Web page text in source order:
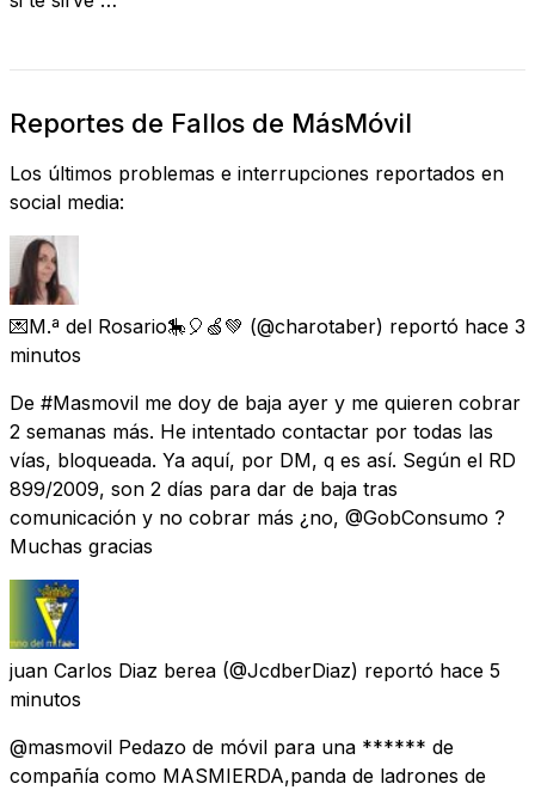
Reportes de Fallos de MásMóvil
Los últimos problemas e interrupciones reportados en
social media:
💌M.ª del Rosario🎠🎈🍏💚 (@charotaber) reportó hace 3
minutos
De #Masmovil me doy de baja ayer y me quieren cobrar
2 semanas más. He intentado contactar por todas las
vías, bloqueada. Ya aquí, por DM, q es así. Según el RD
899/2009, son 2 días para dar de baja tras
comunicación y no cobrar más ¿no, @GobConsumo ?
Muchas gracias
juan Carlos Diaz berea (@JcdberDiaz) reportó hace 5
minutos
@masmovil Pedazo de móvil para una ****** de
compañía como MASMIERDA,panda de ladrones de